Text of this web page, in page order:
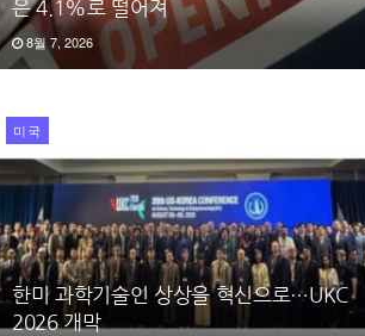
은 4.1%로 떨어져
8월 7, 2026
미국
한미 과학기술인 상상을 혁신으로…UKC
2026 개막